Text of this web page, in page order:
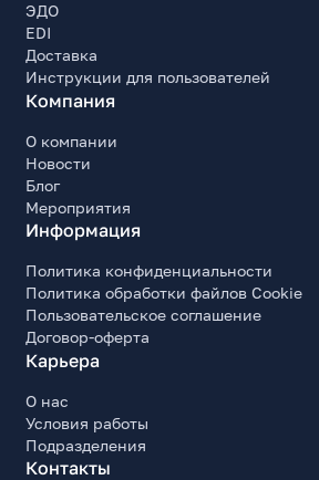
ЭДО
EDI
Доставка
Инструкции для пользователей
Компания
О компании
Новости
Блог
Мероприятия
Информация
Политика конфиденциальности
Политика обработки файлов Cookie
Пользовательское соглашение
Договор-оферта
Карьера
О нас
Условия работы
Подразделения
Контакты